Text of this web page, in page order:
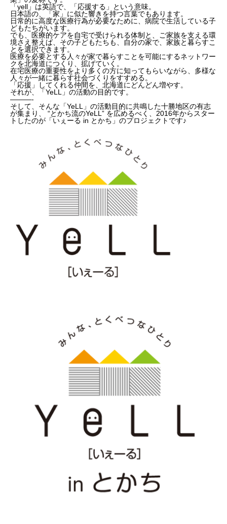
「yell」は英語で、「応援する」という意味。
日本語の、「家」に似た響きを持つ言葉でもあります。
日常的に高度な医療行為が必要なために、病院で生活している子
どもたちがいます。
でも、医療的ケアを自宅で受けられる体制と、ご家族を支える環
境さえ整えば、その子どもたちも、自分の家で、家族と暮らすこ
とを選択できます。
医療を必要とする人々が家で暮らすことを可能にするネットワー
クを北海道につくり、拡げていく。
在宅医療の重要性をより多くの方に知ってもらいながら、多様な
人々が一緒に暮らす社会づくりをすすめる。
「応援」してくれる仲間を、北海道にどんどん増やす。
それが、「YeLL」の活動の目的です。
———-
そして、そんな「YeLL」の活動目的に共鳴した十勝地区の有志
が集まり、 “とかち流のYeLL” を広めるべく、2016年からスター
トしたのが「いぇーる in とかち」のプロジェクトです♪